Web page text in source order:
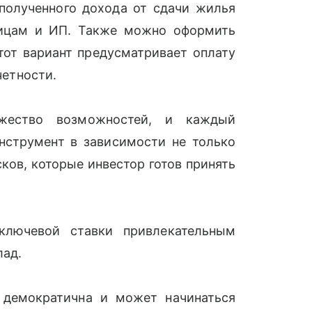
дохода от сдачи жилья
и ИП. Также можно оформить
вариант предусматривает оплату
возможностей, и каждый
в зависимости не только
которые инвестор готов принять
ставки привлекательным
и может начинаться